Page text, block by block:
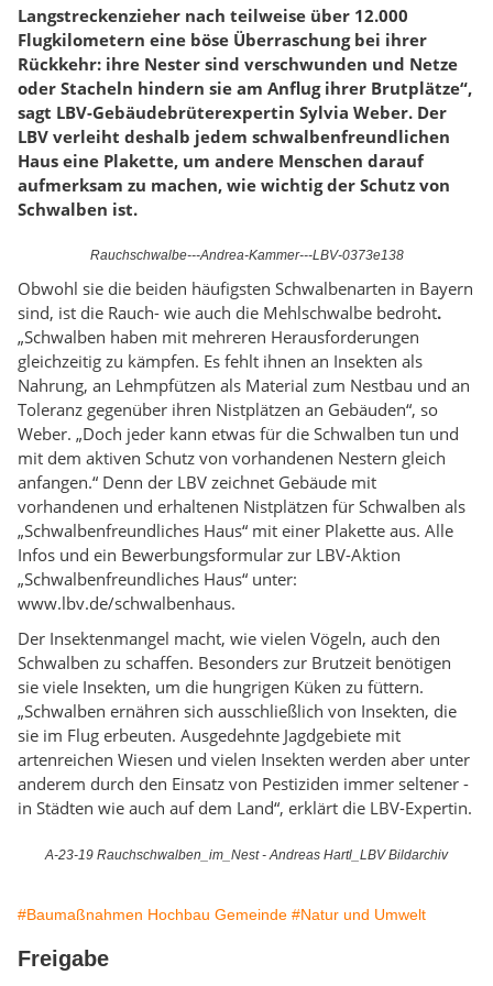
Langstreckenzieher nach teilweise über 12.000
Flugkilometern eine böse Überraschung bei ihrer
Rückkehr: ihre Nester sind verschwunden und Netze
oder Stacheln hindern sie am Anflug ihrer Brutplätze“,
sagt LBV-Gebäudebrüterexpertin Sylvia Weber. Der
LBV verleiht deshalb jedem schwalbenfreundlichen
Haus eine Plakette, um andere Menschen darauf
aufmerksam zu machen, wie wichtig der Schutz von
Schwalben ist.
Rauchschwalbe---Andrea-Kammer---LBV-0373e138
Obwohl sie die beiden häufigsten Schwalbenarten in Bayern
sind, ist die Rauch- wie auch die Mehlschwalbe bedroht.
„Schwalben haben mit mehreren Herausforderungen
gleichzeitig zu kämpfen. Es fehlt ihnen an Insekten als
Nahrung, an Lehmpfützen als Material zum Nestbau und an
Toleranz gegenüber ihren Nistplätzen an Gebäuden“, so
Weber. „Doch jeder kann etwas für die Schwalben tun und
mit dem aktiven Schutz von vorhandenen Nestern gleich
anfangen.“ Denn der LBV zeichnet Gebäude mit
vorhandenen und erhaltenen Nistplätzen für Schwalben als
„Schwalbenfreundliches Haus“ mit einer Plakette aus. Alle
Infos und ein Bewerbungsformular zur LBV-Aktion
„Schwalbenfreundliches Haus“ unter:
www.lbv.de/schwalbenhaus.
Der Insektenmangel macht, wie vielen Vögeln, auch den
Schwalben zu schaffen. Besonders zur Brutzeit benötigen
sie viele Insekten, um die hungrigen Küken zu füttern.
„Schwalben ernähren sich ausschließlich von Insekten, die
sie im Flug erbeuten. Ausgedehnte Jagdgebiete mit
artenreichen Wiesen und vielen Insekten werden aber unter
anderem durch den Einsatz von Pestiziden immer seltener -
in Städten wie auch auf dem Land“, erklärt die LBV-Expertin.
A-23-19 Rauchschwalben_im_Nest - Andreas Hartl_LBV Bildarchiv
#Baumaßnahmen Hochbau Gemeinde #Natur und Umwelt
Freigabe